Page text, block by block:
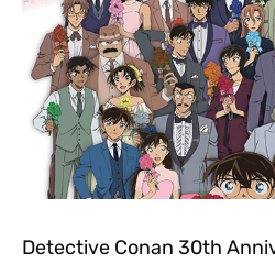
Detective Conan 30th